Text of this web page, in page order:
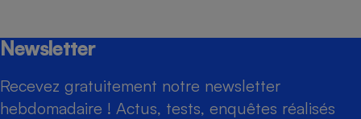
Newsletter
Recevez gratuitement notre newsletter
hebdomadaire ! Actus, tests, enquêtes réalisés